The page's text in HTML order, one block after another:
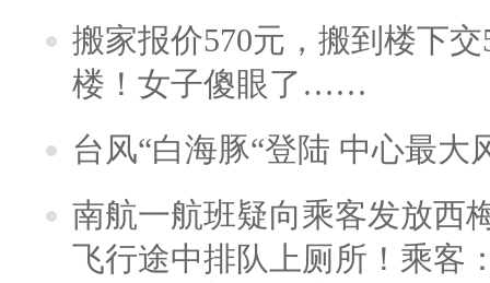
搬家报价570元，搬到楼下
楼！女子傻眼了……
台风“白海豚“登陆 中心最大
南航一航班疑向乘客发放西
飞行途中排队上厕所！乘客